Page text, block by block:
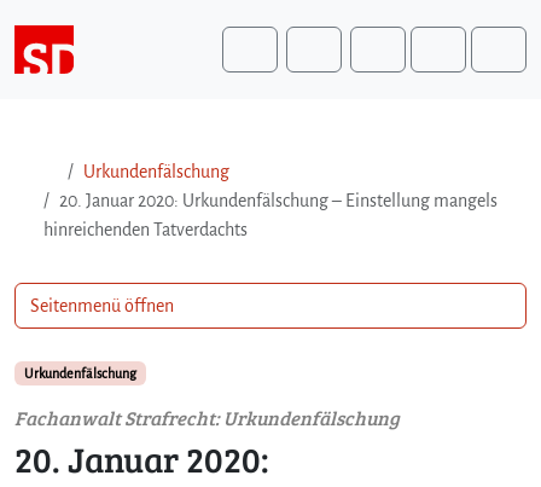
Search
Urkundenfälschung
20. Januar 2020: Urkundenfälschung – Einstellung mangels
hinreichenden Tatverdachts
Urkundenfälschung
Fachanwalt Strafrecht: Urkundenfälschung
20. Januar 2020:
Seitenmenü öffnen